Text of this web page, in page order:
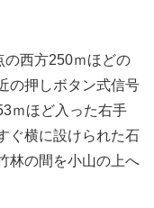
の西方250ｍほどの
の押しボタン式信号
ｍほど入った右手
ぐ横に設けられた石
林の間を小山の上へ